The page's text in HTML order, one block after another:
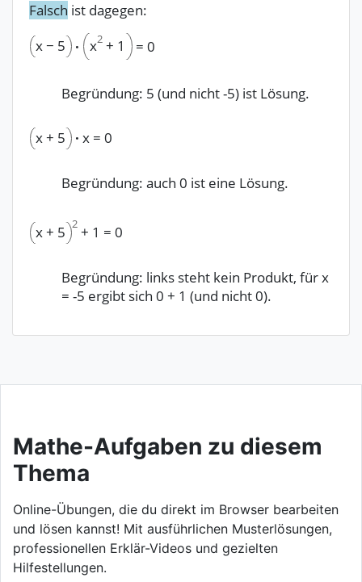
Falsch ist dagegen:
x− 5 · x2 + 1 = 0
Begründung: 5 (und nicht -5) ist Lösung.
x+ 5 · x = 0
Begründung: auch 0 ist eine Lösung.
x+ 5 2 + 1 = 0
Begründung: links steht kein Produkt, für x
= -5 ergibt sich 0 + 1 (und nicht 0).
Mathe-Aufgaben zu diesem
Thema
Online-Übungen, die du direkt im Browser bearbeiten
und lösen kannst! Mit ausführlichen Musterlösungen,
professionellen Erklär-Videos und gezielten
Hilfestellungen.